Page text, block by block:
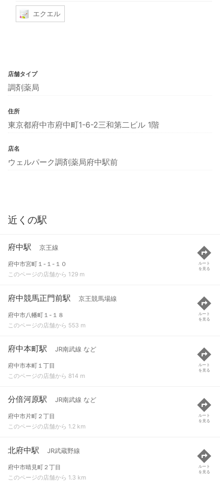
エクエル
店舗タイプ
調剤薬局
住所
東京都府中市府中町1-6-2三和第二ビル 1階
店名
ウェルパーク調剤薬局府中駅前
近くの駅
府中駅 京王線
府中市宮町１-１-１０
このページの店舗から 129 m
ルート
を見る
府中競馬正門前駅 京王競馬場線
府中市八幡町１-１８
このページの店舗から 553 m
ルート
を見る
府中本町駅 JR南武線 など
府中市本町１丁目
このページの店舗から 814 m
ルート
を見る
分倍河原駅 JR南武線 など
府中市片町２丁目
このページの店舗から 1.2 km
ルート
を見る
北府中駅 JR武蔵野線
府中市晴見町２丁目
このページの店舗から 1.3 km
ルート
を見る